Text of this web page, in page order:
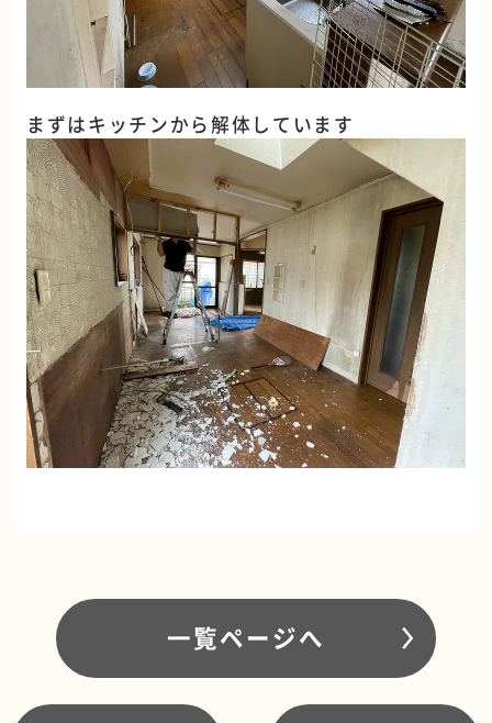
まずはキッチンから解体しています
一覧ページへ